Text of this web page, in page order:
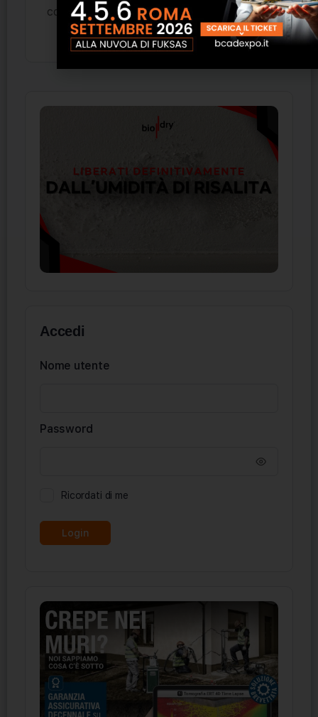
commento.
Accedi
Nome utente
Password
Ricordati di me